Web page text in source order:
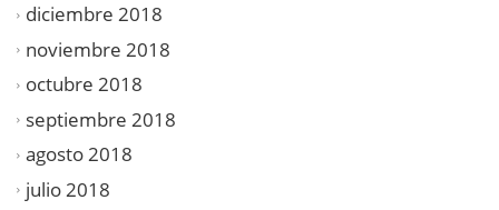
diciembre 2018
noviembre 2018
octubre 2018
septiembre 2018
agosto 2018
julio 2018